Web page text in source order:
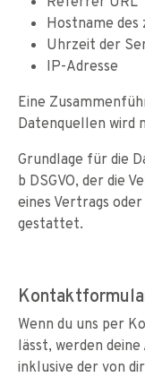
Hostname des
Uhrzeit der
IP-Adresse
Eine
Datenquellen wird
Grundlage für die
b DSGVO, der die
eines Vertrags
gestattet.
Wenn du uns per
lässt, werden
inklusive der von